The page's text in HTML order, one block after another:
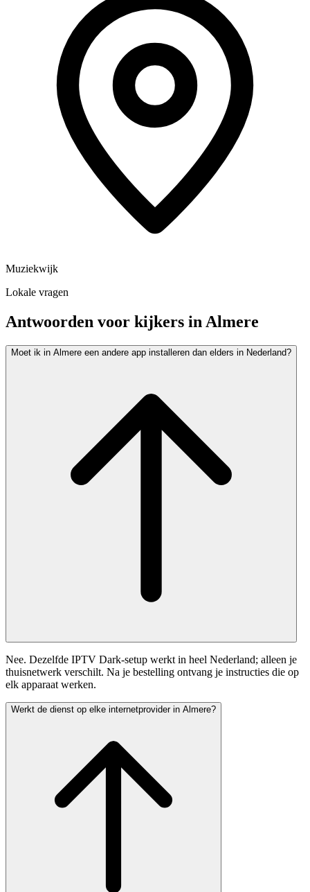
Muziekwijk
Lokale vragen
Antwoorden voor kijkers inAlmere
Moet ik in Almere een andere app installeren dan elders in Nederland?
Nee. Dezelfde IPTV Dark-setup werkt in heel Nederland; alleen je
thuisnetwerk verschilt. Na je bestelling ontvang je instructies die op
elk apparaat werken.
Werkt de dienst op elke internetprovider in Almere?